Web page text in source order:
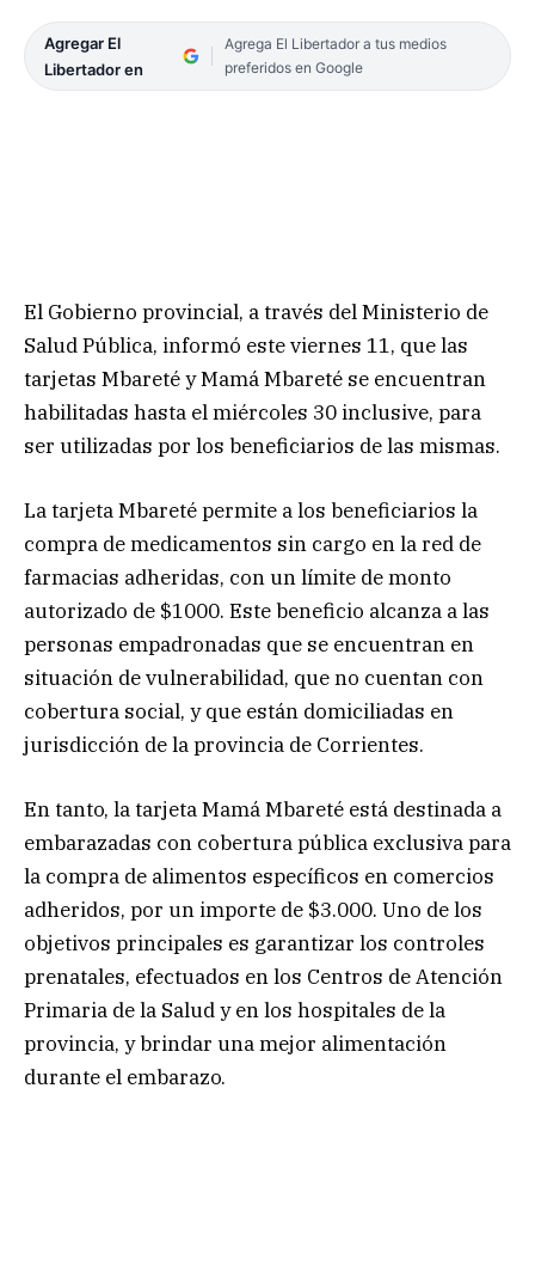
Agregar El
Libertador en
Agrega El Libertador a tus medios
preferidos en Google
El Gobierno provincial, a través del Ministerio de
Salud Pública, informó este viernes 11, que las
tarjetas Mbareté y Mamá Mbareté se encuentran
habilitadas hasta el miércoles 30 inclusive, para
ser utilizadas por los beneficiarios de las mismas.
La tarjeta Mbareté permite a los beneficiarios la
compra de medicamentos sin cargo en la red de
farmacias adheridas, con un límite de monto
autorizado de $1000. Este beneficio alcanza a las
personas empadronadas que se encuentran en
situación de vulnerabilidad, que no cuentan con
cobertura social, y que están domiciliadas en
jurisdicción de la provincia de Corrientes.
En tanto, la tarjeta Mamá Mbareté está destinada a
embarazadas con cobertura pública exclusiva para
la compra de alimentos específicos en comercios
adheridos, por un importe de $3.000. Uno de los
objetivos principales es garantizar los controles
prenatales, efectuados en los Centros de Atención
Primaria de la Salud y en los hospitales de la
provincia, y brindar una mejor alimentación
durante el embarazo.